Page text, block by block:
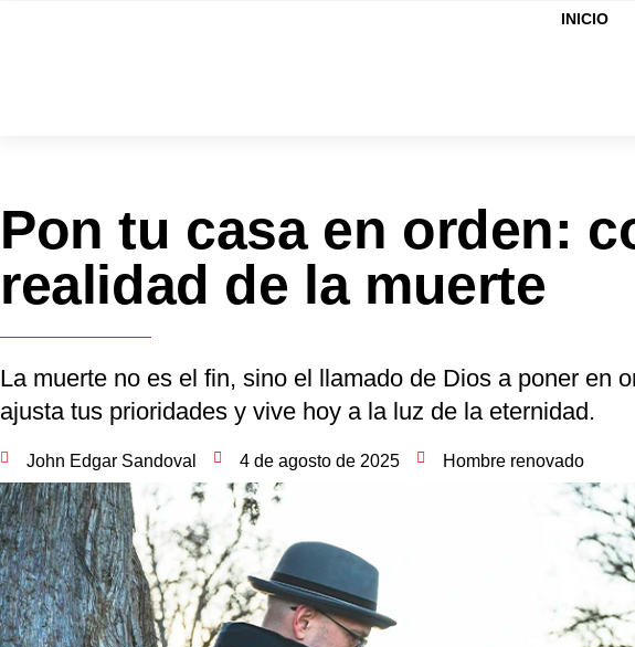
INICIO
Pon tu casa en orden:
realidad de la muerte
La muerte no es el fin, sino el llamado de Dios a poner en
ajusta tus prioridades y vive hoy a la luz de la eternidad.
John Edgar Sandoval 4 de agosto de 2025 Hombre renovado